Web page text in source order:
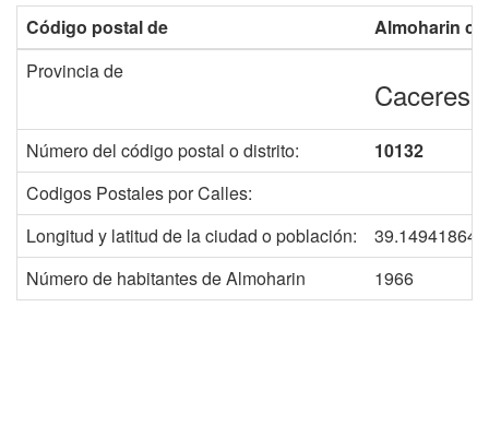
Código postal de
Almoharin
Provincia de
Caceres
Número del código postal o distrito:
10132
Codigos Postales por Calles:
Longitud y latitud de la ciudad o población:
Número de habitantes de Almoharin
1966